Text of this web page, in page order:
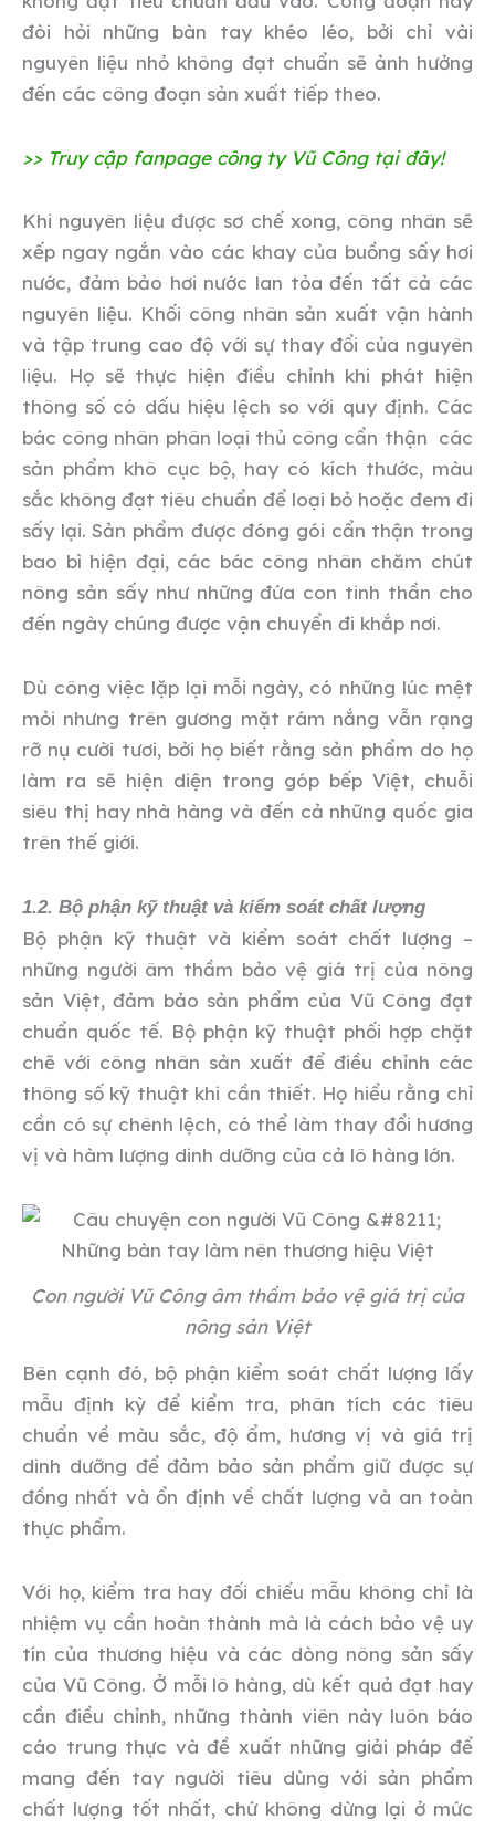
đòi hỏi những bàn tay khéo léo, bởi chỉ vài
nguyên liệu nhỏ không đạt chuẩn sẽ ảnh hưởng
đến các công đoạn sản xuất tiếp theo.
>> Truy cập fanpage công ty Vũ Công tại đây!
Khi nguyên liệu được sơ chế xong, công nhân sẽ
xếp ngay ngắn vào các khay của buồng sấy hơi
nước, đảm bảo hơi nước lan tỏa đến tất cả các
nguyên liệu. Khối công nhân sản xuất vận hành
và tập trung cao độ với sự thay đổi của nguyên
liệu. Họ sẽ thực hiện điều chỉnh khi phát hiện
thông số có dấu hiệu lệch so với quy định. Các
bác công nhân phân loại thủ công cẩn thận các
sản phẩm khô cục bộ, hay có kích thước, màu
sắc không đạt tiêu chuẩn để loại bỏ hoặc đem đi
sấy lại. Sản phẩm được đóng gói cẩn thận trong
bao bì hiện đại, các bác công nhân chăm chút
nông sản sấy như những đứa con tinh thần cho
đến ngày chúng được vận chuyển đi khắp nơi.
Dù công việc lặp lại mỗi ngày, có những lúc mệt
mỏi nhưng trên gương mặt rám nắng vẫn rạng
rỡ nụ cười tươi, bởi họ biết rằng sản phẩm do họ
làm ra sẽ hiện diện trong góp bếp Việt, chuỗi
siêu thị hay nhà hàng và đến cả những quốc gia
trên thế giới.
1.2. Bộ phận kỹ thuật và kiểm soát chất lượng
Bộ phận kỹ thuật và kiểm soát chất lượng –
những người âm thầm bảo vệ giá trị của nông
sản Việt, đảm bảo sản phẩm của Vũ Công đạt
chuẩn quốc tế. Bộ phận kỹ thuật phối hợp chặt
chẽ với công nhân sản xuất để điều chỉnh các
thông số kỹ thuật khi cần thiết. Họ hiểu rằng chỉ
cần có sự chênh lệch, có thể làm thay đổi hương
vị và hàm lượng dinh dưỡng của cả lô hàng lớn.
Con người Vũ Công âm thầm bảo vệ giá trị của
nông sản Việt
Bên cạnh đó, bộ phận kiểm soát chất lượng lấy
mẫu định kỳ để kiểm tra, phân tích các tiêu
chuẩn về màu sắc, độ ẩm, hương vị và giá trị
dinh dưỡng để đảm bảo sản phẩm giữ được sự
đồng nhất và ổn định về chất lượng và an toàn
thực phẩm.
Với họ, kiểm tra hay đối chiếu mẫu không chỉ là
nhiệm vụ cần hoàn thành mà là cách bảo vệ uy
tín của thương hiệu và các dòng nông sản sấy
của Vũ Công. Ở mỗi lô hàng, dù kết quả đạt hay
cần điều chỉnh, những thành viên này luôn báo
cáo trung thực và đề xuất những giải pháp để
mang đến tay người tiêu dùng với sản phẩm
chất lượng tốt nhất, chứ không dừng lại ở mức